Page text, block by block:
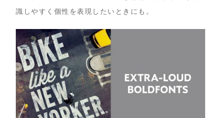
識しやすく個性を表現したいときにも。